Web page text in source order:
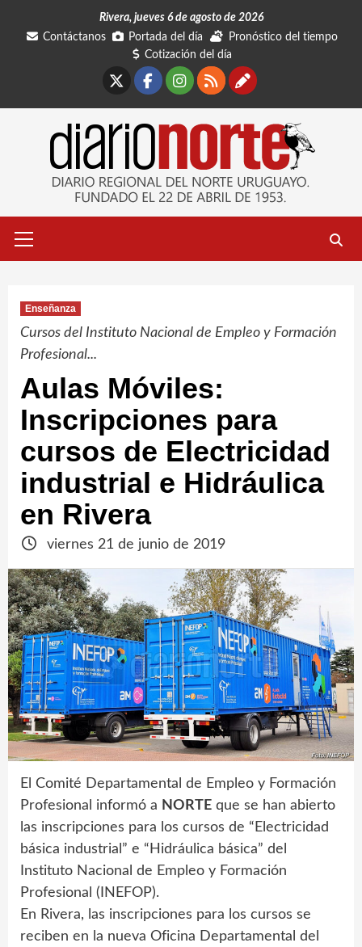
Rivera, jueves 6 de agosto de 2026
Contáctanos
Portada del día
Pronóstico del tiempo
Cotización del día
Facebook
Instagram
RSSContáctanos
primario
Enseñanza
Cursos del Instituto Nacional de Empleo y Formación
Profesional...
Aulas Móviles:
Inscripciones para
cursos de Electricidad
industrial e Hidráulica
en Rivera
viernes 21 de junio de 2019
El Comité Departamental de Empleo y Formación
Profesional informó a NORTE que se han abierto
las inscripciones para los cursos de “Electricidad
básica industrial” e “Hidráulica básica” del
Instituto Nacional de Empleo y Formación
Profesional (INEFOP).
En Rivera, las inscripciones para los cursos se
reciben en la nueva Oficina Departamental del